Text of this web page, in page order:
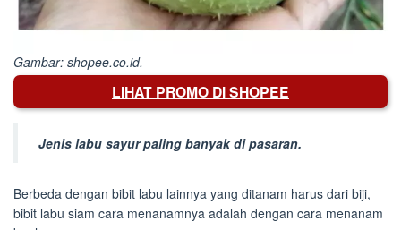
Gambar: shopee.co.id.
LIHAT PROMO DI SHOPEE
Jenis labu sayur paling banyak di pasaran.
Berbeda dengan bibit labu lainnya yang ditanam harus dari biji,
bibit labu siam cara menanamnya adalah dengan cara menanam